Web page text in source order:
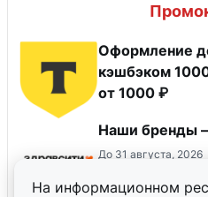
На информационном
Оформление
кэшбэком
от 1000 ₽
Наши бренды
До 31 августа, 2026